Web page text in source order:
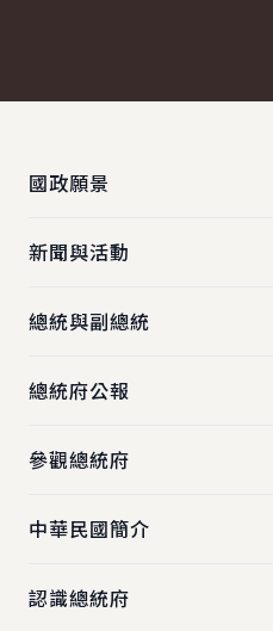
國政願景
新聞與活動
總統與副總統
總統府公報
參觀總統府
中華民國簡介
認識總統府